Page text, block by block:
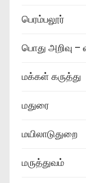
பெரம்பலூர்
பொது அறிவு –
மக்கள் கருத்து
மதுரை
மயிலாடுதுறை
மருத்துவம்